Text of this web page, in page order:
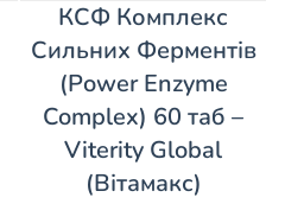
КСФ Комплекс
Сильних Ферментів
(Power Enzyme
Complex) 60 таб –
Viterity Global
(Вітамакс)